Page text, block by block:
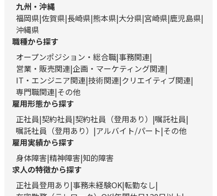
九州・沖縄
福岡県 佐賀県 長崎県 熊本県 大分県 宮崎県 鹿児島県
沖縄県
職種から探す
オープンポジション・総合職 事務関連
営業・販売関連 企画・マーケティング関連
IT・エンジニア関連 技術関連 クリエイティブ関連
専門職関連 その他
雇用形態から探す
正社員 契約社員 契約社員（登用あり）
嘱託社員
嘱託社員（登用あり）
アルバイト/パート その他
雇用実績から探す
身体障害 精神障害 知的障害
求人の特徴から探す
正社員登用あり 事務未経験OK 転勤なし